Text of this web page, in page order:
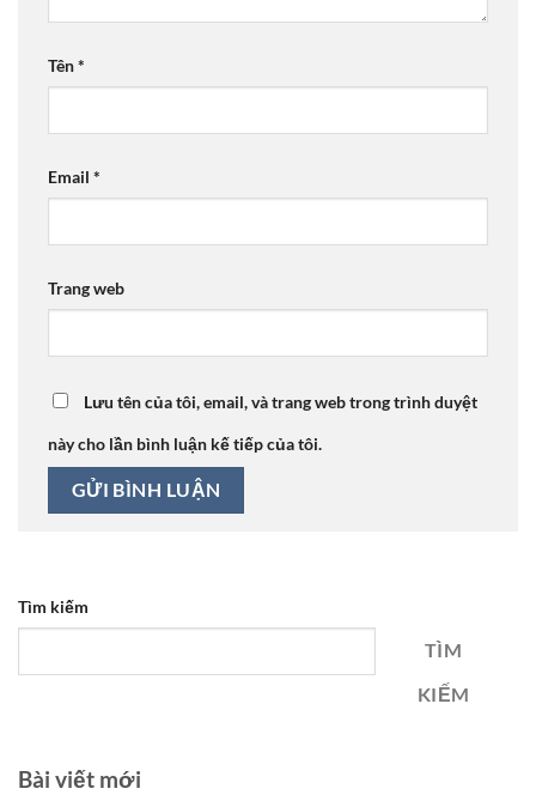
Tên*
Email *
Trang web
Lưu tên của tôi, email, và trang web trong trình duyệt
này cho lần bình luận kế tiếp của tôi.
Tìm kiếm
TÌM
KIẾM
Bài viết mới